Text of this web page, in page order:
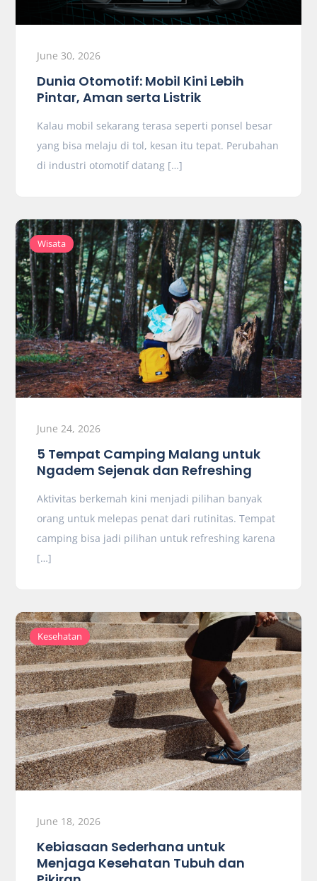
June 30, 2026
Dunia Otomotif: Mobil Kini Lebih
Pintar, Aman serta Listrik
Kalau mobil sekarang terasa seperti ponsel besar
yang bisa melaju di tol, kesan itu tepat. Perubahan
di industri otomotif datang […]
Wisata
June 24, 2026
5 Tempat Camping Malang untuk
Ngadem Sejenak dan Refreshing
Aktivitas berkemah kini menjadi pilihan banyak
orang untuk melepas penat dari rutinitas. Tempat
camping bisa jadi pilihan untuk refreshing karena
[…]
Kesehatan
June 18, 2026
Kebiasaan Sederhana untuk
Menjaga Kesehatan Tubuh dan